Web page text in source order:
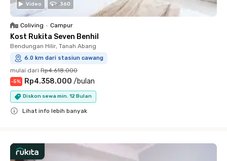
Video 360
Coliving • Campur
Kost Rukita Seven Benhil
Bendungan Hilir, Tanah Abang
6.0 km dari stasiun cawang
mulai dari Rp4.618.000
-5% Rp4.358.000 /bulan
Diskon sewa min. 12 Bulan
Lihat info lebih banyak